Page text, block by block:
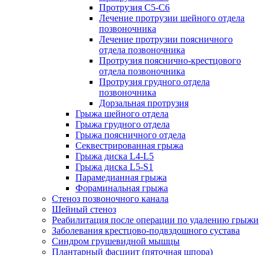
Протрузия С5-С6
Лечение протрузии шейного отдела
позвоночника
Лечение протрузии поясничного
отдела позвоночника
Протрузия пояснично-крестцового
отдела позвоночника
Протрузия грудного отдела
позвоночника
Дорзальная протрузия
Грыжа шейного отдела
Грыжа грудного отдела
Грыжа поясничного отдела
Секвестрированная грыжа
Грыжа диска L4-L5
Грыжа диска L5-S1
Парамедианная грыжа
Фораминальная грыжа
Стеноз позвоночного канала
Шейный стеноз
Реабилитация после операции по удалению грыжи
Заболевания крест­цово-подвздошного сустава
Синдром грушевидной мышцы
Плантарный фасциит (пяточная шпора)